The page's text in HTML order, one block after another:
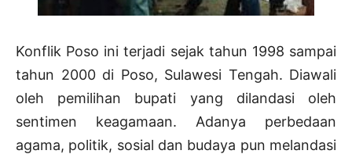
Konflik Poso ini terjadi sejak tahun 1998 sampai
tahun 2000 di Poso, Sulawesi Tengah. Diawali
oleh pemilihan bupati yang dilandasi oleh
sentimen keagamaan. Adanya perbedaan
agama, politik, sosial dan budaya pun melandasi